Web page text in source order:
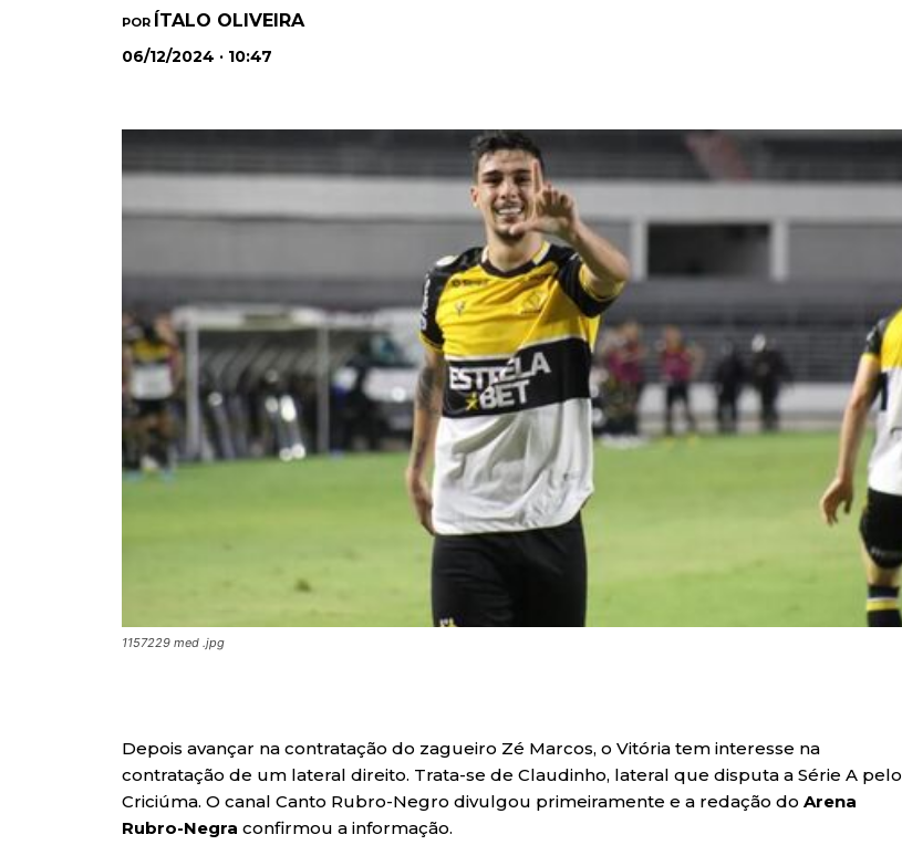
POR ÍTALO OLIVEIRA
06/12/2024 · 10:47
1157229 med .jpg
Depois avançar na contratação do zagueiro Zé Marcos, o Vitória tem interesse na
contratação de um lateral direito. Trata-se de Claudinho, lateral que disputa a Série A pelo
Criciúma. O canal Canto Rubro-Negro divulgou primeiramente e a redação do Arena
Rubro-Negra confirmou a informação.